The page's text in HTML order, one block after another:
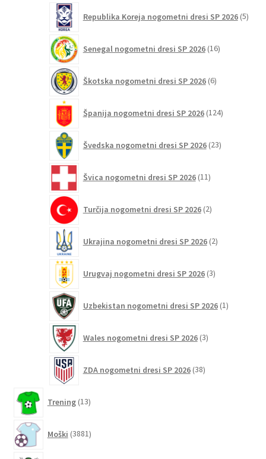
Republika Koreja nogometni dresi SP 2026 5
Senegal nogometni dresi SP 2026 16izdelkov
Škotska nogometni dresi SP 2026 6izdelkov
Španija nogometni dresi SP 2026 124izdelkov
Švedska nogometni dresi SP 2026 23izdelkov
Švica nogometni dresi SP 2026 11izdelkov
Turčija nogometni dresi SP 2026 2izdelka
Ukrajina nogometni dresi SP 2026 2izdelka
Urugvaj nogometni dresi SP 2026 3izdelki
Uzbekistan nogometni dresi SP 2026 1izdelek
Wales nogometni dresi SP 2026 3izdelki
ZDA nogometni dresi SP 2026 38izdelkov
Trening 13izdelkov
Moški 3881izdelkov